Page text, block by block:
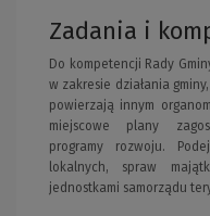
Zadania i
Do kompetencji Rady
w zakresie działania
powierzają innym
miejscowe plany
programy rozwoju.
lokalnych, spraw
jednostkami samorządu